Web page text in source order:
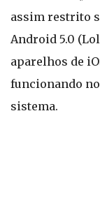
assim restrito
Android 5.0
aparelhos de
funcionando
sistema.